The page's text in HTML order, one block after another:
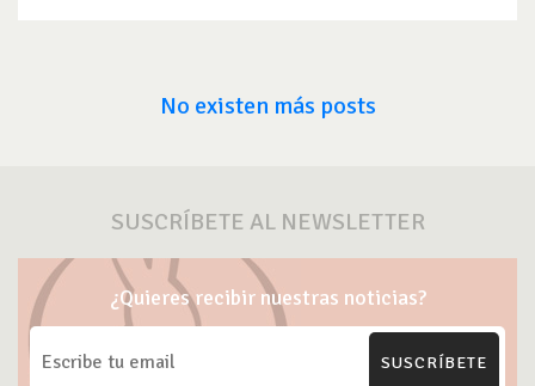
No existen más posts
SUSCRÍBETE AL NEWSLETTER
¿Quieres recibir nuestras noticias?
SUSCRÍBETE